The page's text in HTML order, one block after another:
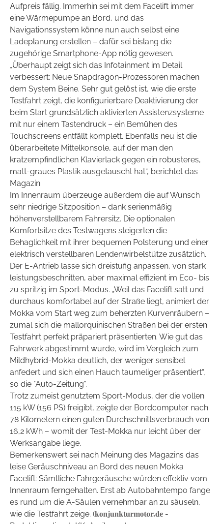
Aufpreis fällig. Immerhin sei mit dem Facelift immer
eine Wärmepumpe an Bord, und das
Navigationssystem könne nun auch selbst eine
Ladeplanung erstellen – dafür sei bislang die
zugehörige Smartphone-App nötig gewesen.
„Überhaupt zeigt sich das Infotainment im Detail
verbessert: Neue Snapdragon-Prozessoren machen
dem System Beine. Sehr gut gelöst ist, wie die erste
Testfahrt zeigt, die konfigurierbare Deaktivierung der
beim Start grundsätzlich aktivierten Assistenzsysteme
mit nur einem Tastendruck – ein Bemühen des
Touchscreens entfällt komplett. Ebenfalls neu ist die
überarbeitete Mittelkonsole, auf der man den
kratzempfindlichen Klavierlack gegen ein robusteres,
matt-graues Plastik ausgetauscht hat“, berichtet das
Magazin.
Im Innenraum überzeuge außerdem die auf Wunsch
sehr niedrige Sitzposition – dank serienmäßig
höhenverstellbarem Fahrersitz. Die optionalen
Komfortsitze des Testwagens steigerten die
Behaglichkeit mit ihrer bequemen Polsterung und einer
elektrisch verstellbaren Lendenwirbelstütze zusätzlich.
Der E-Antrieb lasse sich dreistufig anpassen, von stark
leistungsbeschnitten, aber maximal effizient im Eco- bis
zu spritzig im Sport-Modus. „Weil das Facelift satt und
durchaus komfortabel auf der Straße liegt, animiert der
Mokka vom Start weg zum beherzten Kurvenräubern –
zumal sich die mallorquinischen Straßen bei der ersten
Testfahrt perfekt präpariert präsentierten. Wie gut das
Fahrwerk abgestimmt wurde, wird im Vergleich zum
Mildhybrid-Mokka deutlich, der weniger sensibel
anfedert und sich einen Hauch taumeliger präsentiert“,
so die "Auto-Zeitung".
Trotz zumeist genutztem Sport-Modus, der die vollen
115 kW (156 PS) freigibt, zeigte der Bordcomputer nach
78 Kilometern einen guten Durchschnittsverbrauch von
16,2 kWh – womit der Test-Mokka nur leicht über der
Werksangabe liege.
Bemerkenswert sei nach Meinung des Magazins das
leise Geräuschniveau an Bord des neuen Mokka
Facelift: Sämtliche Fahrgeräusche würden effektiv vom
Innenraum ferngehalten. Erst ab Autobahntempo fange
es rund um die A-Säulen vernehmbar an zu säuseln,
wie die Testfahrt zeige. (konjunkturmotor.de -